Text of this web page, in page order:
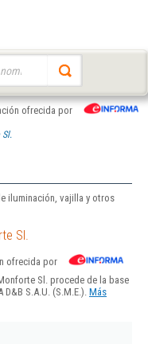
ofrecida por
Sl.
iluminación, vajilla y otros
Sl.
ofrecida por
Sl. procede de la base
S.A.U. (S.M.E.). Más